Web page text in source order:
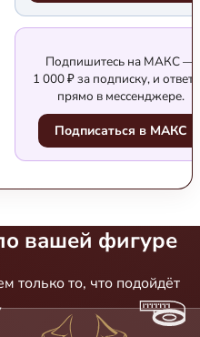
Подпишитесь на МАКС —
1 000 ₽ за подписку, и
прямо в мессенджере.
Подписаться в МАКС
вашей фигуре
то, что подойдёт